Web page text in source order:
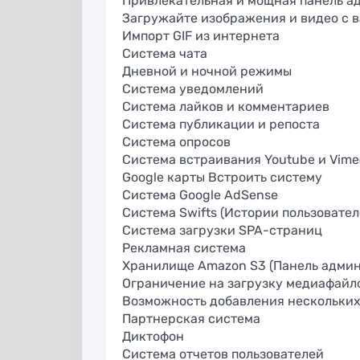
Загружайте изображения и видео с
Импорт GIF из интернета
Система чата
Дневной и ночной режимы
Система уведомлений
Система лайков и комментариев
Система публикации и репоста
Система опросов
Система встраивания Youtube и
Google карты Встроить систему
Система Google AdSense
Система Swifts (Истории
Система загрузки SPA-страниц
Рекламная система
Хранилище Amazon S3 (Панель
Ограничение на загрузку
Возможность добавления
Партнерская система
Диктофон
Система отчетов пользователей
безопасная работа
в социальных сетях
на домене для
аккаунтов
Cписок полезных
сайтов для работы
в интернете
Скрипт
партнёрской
программы
контекстной
рекламы WMlink